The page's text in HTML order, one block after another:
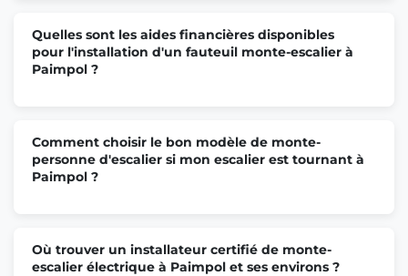
Quelles sont les aides financières disponibles
pour l'installation d'un fauteuil monte-escalier à
Paimpol ?
Comment choisir le bon modèle de monte-
personne d'escalier si mon escalier est tournant à
Paimpol ?
Où trouver un installateur certifié de monte-
escalier électrique à Paimpol et ses environs ?